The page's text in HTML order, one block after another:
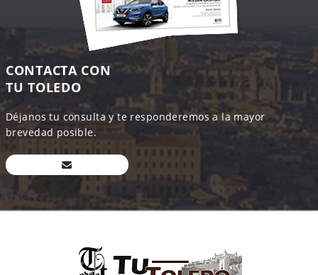
CONTACTA CON
TU TOLEDO
Déjanos tu consulta y te responderemos a la mayor
brevedad posible.